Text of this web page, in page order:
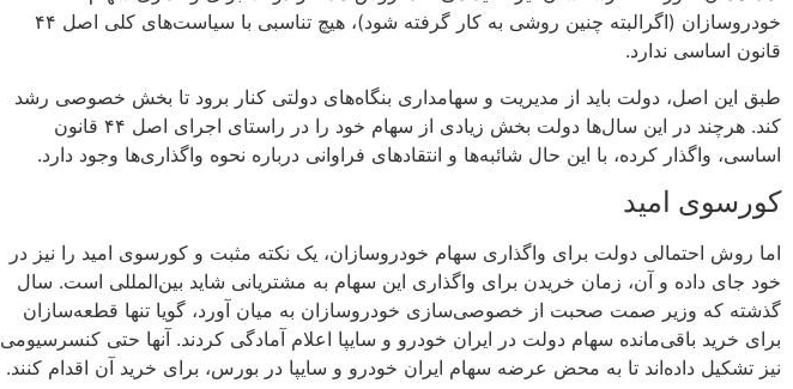
خودروسازان (اگرالبته چنین روشی به کار گرفته شود)، هیچ تناسبی با سیاست‌های کلی اصل ۴۴
قانون اساسی ندارد.
طبق این اصل، دولت باید از مدیریت و سهامداری بنگاه‌های دولتی کنار برود تا بخش خصوصی رشد
کند. هرچند در این سال‌ها دولت بخش زیادی از سهام خود را در راستای اجرای اصل ۴۴ قانون
اساسی، واگذار کرده، با این حال شائبه‌ها و انتقادهای فراوانی درباره نحوه واگذاری‌ها وجود دارد.
کورسوی امید
اما روش احتمالی دولت برای واگذاری سهام خودروسازان، یک نکته مثبت و کورسوی امید را نیز در
خود جای داده و آن، زمان خریدن برای واگذاری این سهام به مشتریانی شاید بین‌المللی است. سال
گذشته که وزیر صمت صحبت از خصوصی‌سازی خودروسازان به میان آورد، گویا تنها قطعه‌سازان
برای خرید باقی‌مانده سهام دولت در ایران خودرو و سایپا اعلام آمادگی کردند. آنها حتی کنسرسیومی
نیز تشکیل داده‌اند تا به محض عرضه سهام ایران خودرو و سایپا در بورس، برای خرید آن اقدام کنند.